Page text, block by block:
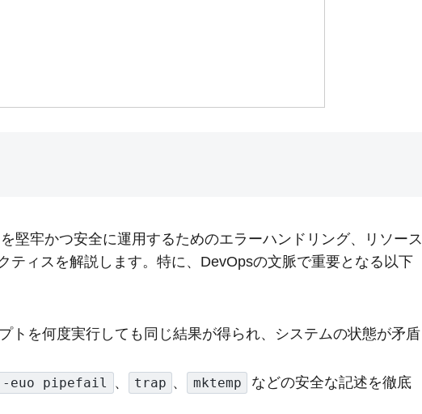
堅牢かつ安全に運用するためのエラーハンドリング、リソース
ティスを解説します。特に、DevOpsの文脈で重要となる以下
トを何度実行しても同じ結果が得られ、システムの状態が矛盾
euo pipefail 、 trap 、 mktemp
などの安全な記述を徹底